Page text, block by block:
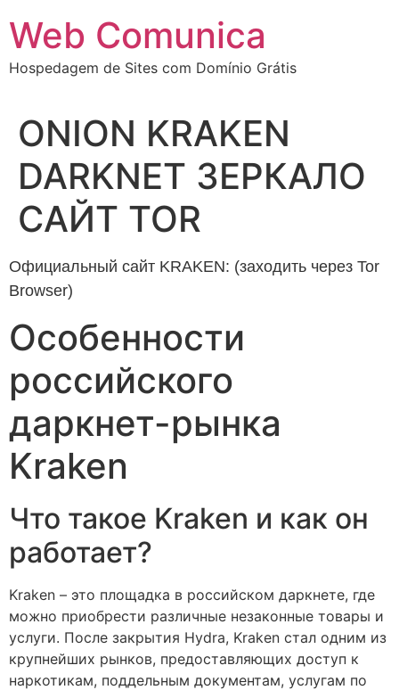
para
conteúdo
Web Comunica
Hospedagem de Sites com Domínio Grátis
ONION KRAKEN
DARKNET ЗЕРКАЛО
САЙТ TOR
Официальный сайт KRAKEN: (заходить через Tor
Browser)
Особенности
российского
даркнет-рынка
Kraken
Что такое Kraken и как он
работает?
Kraken – это площадка в российском даркнете, где
можно приобрести различные незаконные товары и
услуги. После закрытия Hydra, Kraken стал одним из
крупнейших рынков, предоставляющих доступ к
наркотикам, поддельным документам, услугам по